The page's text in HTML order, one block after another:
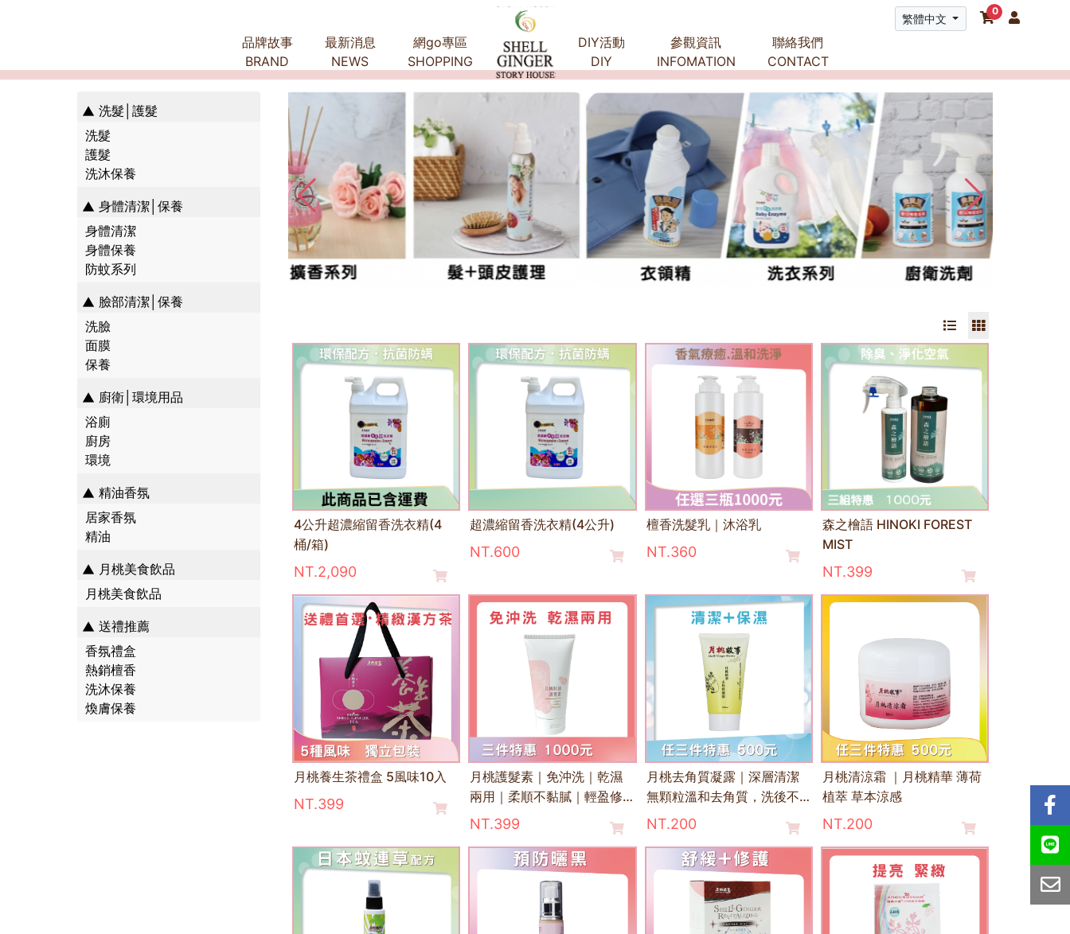
品牌故事
BRAND
最新消息
NEWS
網go專區
SHOPPING
DIY活動
DIY
參觀資訊
INFOMATION
聯絡我們
CONTACT
繁體中文
0
洗髮│護髮
洗髮
護髮
洗沐保養
身體清潔│保養
身體清潔
身體保養
防蚊系列
臉部清潔│保養
洗臉
面膜
保養
廚衛│環境用品
浴廁
廚房
環境
精油香氛
居家香氛
精油
月桃美食飲品
月桃美食飲品
送禮推薦
香氛禮盒
熱銷檀香
洗沐保養
煥膚保養
4公升超濃縮留香洗衣精(4
桶/箱)
NT.2,090
超濃縮留香洗衣精(4公升)
NT.600
檀香洗髮乳｜沐浴乳
NT.360
森之檜語 HINOKI FOREST
MIST
NT.399
月桃養生茶禮盒 5風味10入
NT.399
月桃護髮素｜免沖洗｜乾濕
兩用｜柔順不黏膩｜輕盈修
護不扁塌
NT.399
月桃去角質凝露｜深層清潔
無顆粒溫和去角質，洗後不
緊繃
NT.200
月桃清涼霜 ｜月桃精華 薄荷
植萃 草本涼感
NT.200